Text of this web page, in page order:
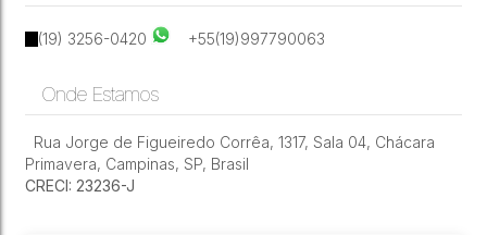
(19) 3256-0420 +55(19)997790063
Onde Estamos
Rua Jorge de Figueiredo Corrêa, 1317, Sala 04, Chácara
Primavera, Campinas, SP, Brasil
CRECI: 23236-J